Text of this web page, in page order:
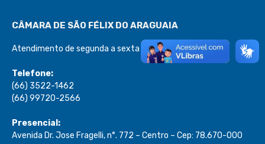
CÂMARA DE SÃO FÉLIX DO ARAGUAIA
Atendimento de segunda a sexta de 08:00 às 13:00
Telefone:
(66) 3522-1462
(66) 99720-2566
Presencial:
Avenida Dr. Jose Fragelli, n°. 772 – Centro – Cep: 78.670-000